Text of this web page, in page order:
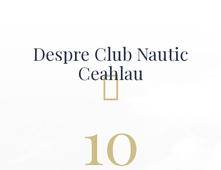
Despre Club Nautic
Ceahlau
10